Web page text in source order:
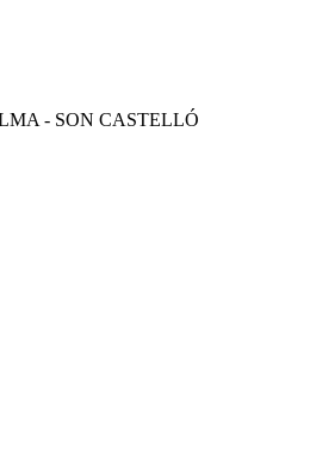
- SON CASTELLÓ